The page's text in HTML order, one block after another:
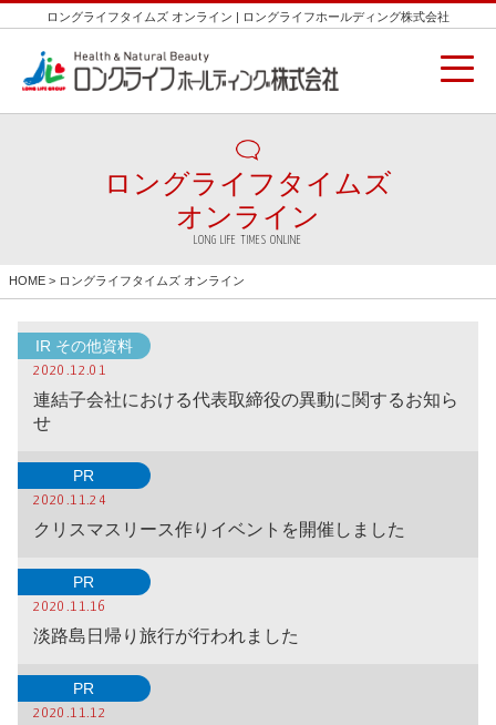
ロングライフタイムズ オンライン | ロングライフホールディング株式会社
ロングライフタイムズ
オンライン
LONG LIFE TIMES ONLINE
HOME > ロングライフタイムズ オンライン
IR その他資料
2020.12.01
連結子会社における代表取締役の異動に関するお知ら
せ
PR
2020.11.24
クリスマスリース作りイベントを開催しました
PR
2020.11.16
淡路島日帰り旅行が行われました
PR
2020.11.12